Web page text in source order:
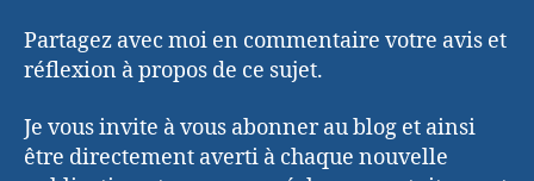
Partagez avec moi en commentaire votre avis et
réflexion à propos de ce sujet.
Je vous invite à vous abonner au blog et ainsi
être directement averti à chaque nouvelle